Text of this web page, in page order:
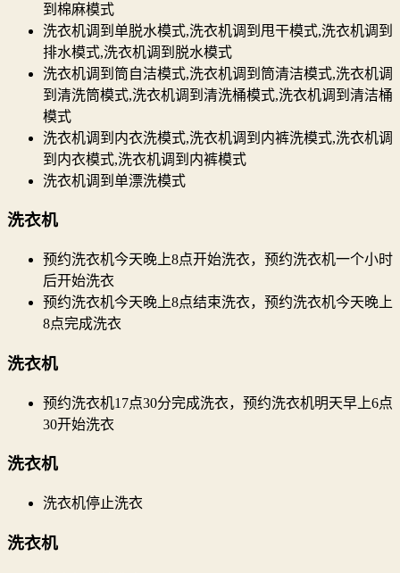
到棉麻模式
洗衣机调到单脱水模式,洗衣机调到甩干模式,洗衣机调到
排水模式,洗衣机调到脱水模式
洗衣机调到筒自洁模式,洗衣机调到筒清洁模式,洗衣机调
到清洗筒模式,洗衣机调到清洗桶模式,洗衣机调到清洁桶
模式
洗衣机调到内衣洗模式,洗衣机调到内裤洗模式,洗衣机调
到内衣模式,洗衣机调到内裤模式
洗衣机调到单漂洗模式
洗衣机
预约洗衣机今天晚上8点开始洗衣，预约洗衣机一个小时
后开始洗衣
预约洗衣机今天晚上8点结束洗衣，预约洗衣机今天晚上
8点完成洗衣
洗衣机
预约洗衣机17点30分完成洗衣，预约洗衣机明天早上6点
30开始洗衣
洗衣机
洗衣机停止洗衣
洗衣机